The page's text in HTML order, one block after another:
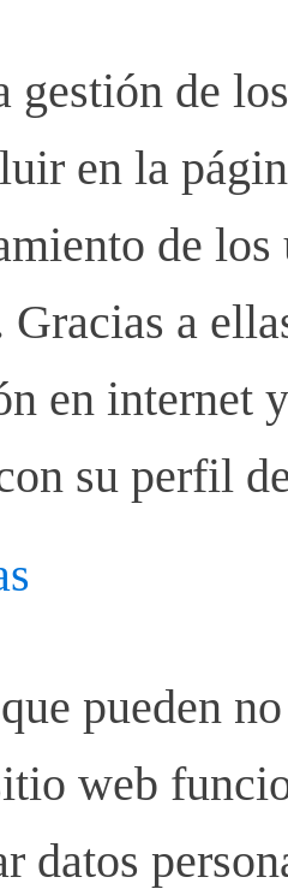
gestión de
en la
de los
Gracias a
en internet
su perfil
pueden
web
datos